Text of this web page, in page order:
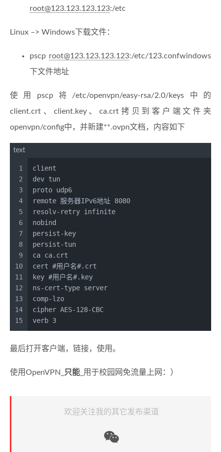
root@123.123.123.123:/etc
Linux –> Windows下载文件：
pscp root@123.123.123.123:/etc/123.confwindows
下文件地址
使用pscp将/etc/openvpn/easy-rsa/2.0/keys中的
client.crt、client.key、ca.crt拷贝到客户端文件夹
openvpn/config中，并新建**.ovpn文档，内容如下
text
1
2
3
4
5
6
7
8
9
10
11
12
13
14
15
client
dev tun
proto udp6
remote 服务器IPv6地址 8080
resolv-retry infinite
nobind
persist-key
persist-tun
ca ca.crt
cert #用户名#.crt
key #用户名#.key
ns-cert-type server
comp-lzo
cipher AES-128-CBC
verb 3
最后打开客户端，链接，使用。
使用OpenVPN_ 只能 _用于校园网免流量上网：）
欢迎关注我的其它发布渠道